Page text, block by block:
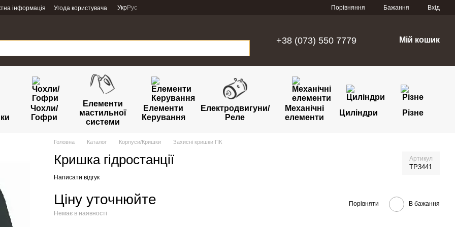
інформація Угода користувача УкрРус Порівняння Бажання Вхід
+38 (073) 550 7779 Мій кошик
Чохли/
Гофри
Елементи
мастильної
системи
Елементи
Керування
Електродвигуни/
Реле
Механічні
елементи
Циліндри Різне
Головна Каталог Корпуси/Кришки Захисні кришки ПК
Кришка гідростанції Артикул
TP3441
Написати відгук
Ціну уточнюйте
Немає в наявності
Порівняти В бажання